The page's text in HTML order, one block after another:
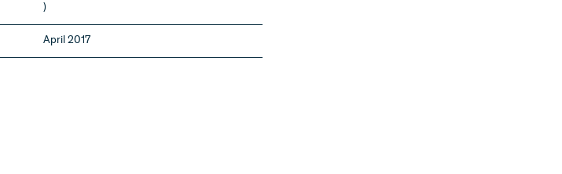
)
April 2017